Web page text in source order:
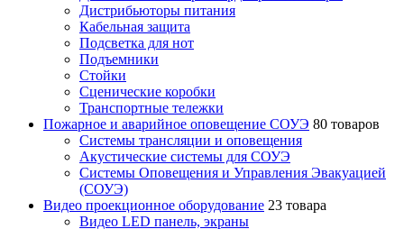
Дистрибьюторы питания
Кабельная защита
Подсветка для нот
Подъемники
Стойки
Сценические коробки
Транспортные тележки
Пожарное и аварийное оповещение СОУЭ 80 товаров
Cистемы трансляции и оповещения
Акустические системы для СОУЭ
Системы Оповещения и Управления Эвакуацией
(СОУЭ)
Видео проекционное оборудование 23 товара
Видео LED панель, экраны